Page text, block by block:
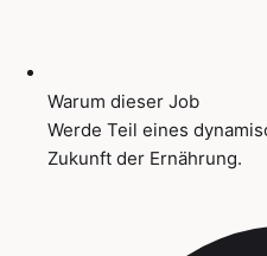
Warum dieser Job
Werde Teil eines
Zukunft der Ernährung.